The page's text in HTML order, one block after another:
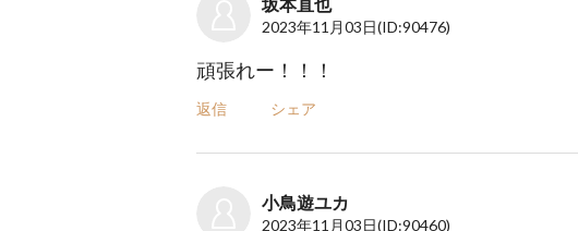
2023年11月03日(ID:90476)
頑張れー！！！
返信 シェア
小鳥遊ユカ
2023年11月03日(ID:90460)